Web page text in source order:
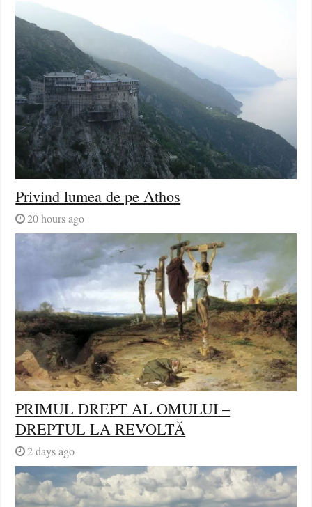
Privind lumea de pe Athos
20 hours ago
PRIMUL DREPT AL OMULUI –
DREPTUL LA REVOLTĂ
2 days ago